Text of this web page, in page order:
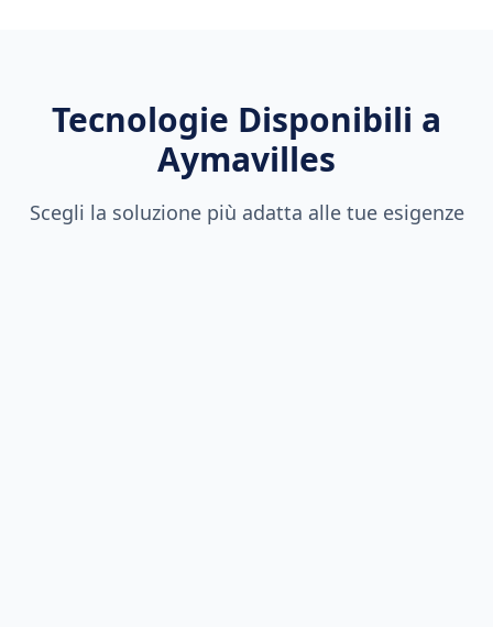
Tecnologie Disponibili a
Aymavilles
Scegli la soluzione più adatta alle tue esigenze